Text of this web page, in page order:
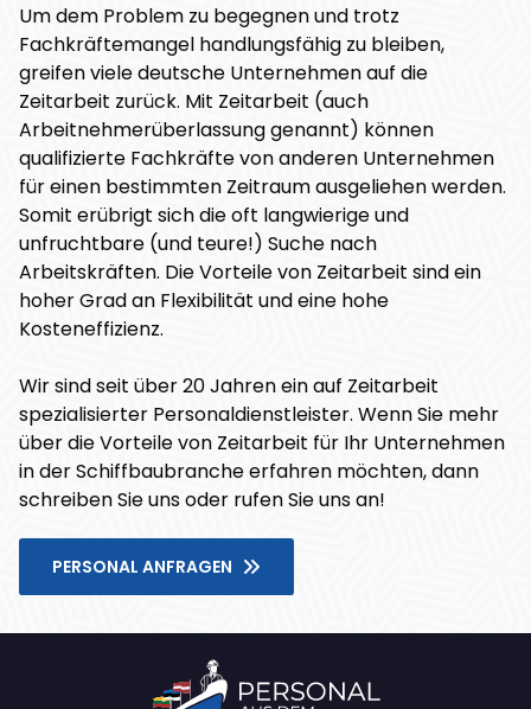
Um dem Problem zu begegnen und trotz
Fachkräftemangel handlungsfähig zu bleiben,
greifen viele deutsche Unternehmen auf die
Zeitarbeit zurück. Mit Zeitarbeit (auch
Arbeitnehmerüberlassung genannt) können
qualifizierte Fachkräfte von anderen Unternehmen
für einen bestimmten Zeitraum ausgeliehen werden.
Somit erübrigt sich die oft langwierige und
unfruchtbare (und teure!) Suche nach
Arbeitskräften. Die Vorteile von Zeitarbeit sind ein
hoher Grad an Flexibilität und eine hohe
Kosteneffizienz.
Wir sind seit über 20 Jahren ein auf Zeitarbeit
spezialisierter Personaldienstleister. Wenn Sie mehr
über die Vorteile von Zeitarbeit für Ihr Unternehmen
in der Schiffbaubranche erfahren möchten, dann
schreiben Sie uns oder rufen Sie uns an!
PERSONAL ANFRAGEN